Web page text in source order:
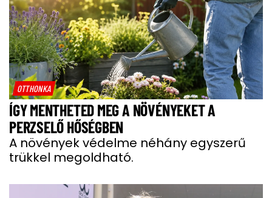
OTTHONKA
ÍGY MENTHETED MEG A NÖVÉNYEKET A
PERZSELŐ HŐSÉGBEN
A növények védelme néhány egyszerű
trükkel megoldható.